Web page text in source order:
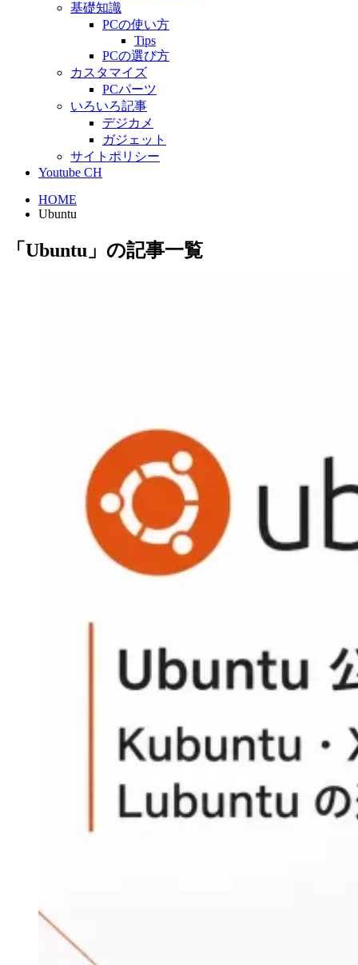
基礎知識
PCの使い方
Tips
PCの選び方
カスタマイズ
PCパーツ
いろいろ記事
デジカメ
ガジェット
サイトポリシー
Youtube CH
HOME
Ubuntu
「Ubuntu」の記事一覧